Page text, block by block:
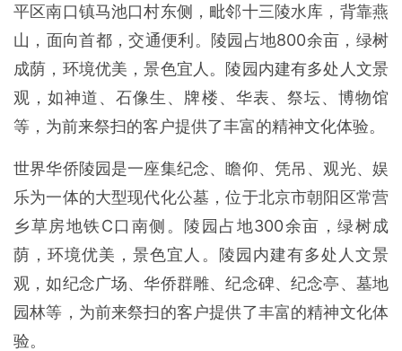
平区南口镇马池口村东侧，毗邻十三陵水库，背靠燕
山，面向首都，交通便利。陵园占地800余亩，绿树
成荫，环境优美，景色宜人。陵园内建有多处人文景
观，如神道、石像生、牌楼、华表、祭坛、博物馆
等，为前来祭扫的客户提供了丰富的精神文化体验。
世界华侨陵园是一座集纪念、瞻仰、凭吊、观光、娱
乐为一体的大型现代化公墓，位于北京市朝阳区常营
乡草房地铁C口南侧。陵园占地300余亩，绿树成
荫，环境优美，景色宜人。陵园内建有多处人文景
观，如纪念广场、华侨群雕、纪念碑、纪念亭、墓地
园林等，为前来祭扫的客户提供了丰富的精神文化体
验。